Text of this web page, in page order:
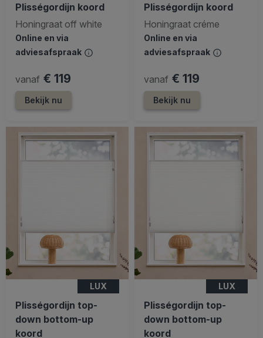
Plisségordijn koord
Honingraat off white
Online en via
adviesafspraak
vanaf € 119
Bekijk nu
Plisségordijn koord
Honingraat créme
Online en via
adviesafspraak
vanaf € 119
Bekijk nu
LUX
Plisségordijn top-
down bottom-up
koord
LUX
Plisségordijn top-
down bottom-up
koord